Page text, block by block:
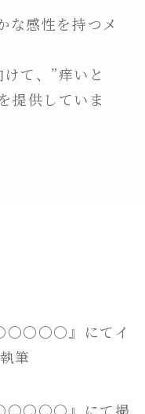
感性を持つメ
て、”痒いと
提供していま
〇〇〇』にてイ
筆
〇〇〇〇』にて撮